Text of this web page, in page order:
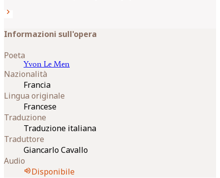
chevron_right
Informazioni sull'opera
Poeta
Yvon Le Men
Nazionalità
Francia
Lingua originale
Francese
Traduzione
Traduzione italiana
Traduttore
Giancarlo Cavallo
Audio
volume_upDisponibile